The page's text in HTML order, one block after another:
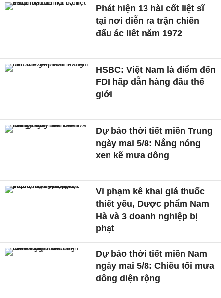
Phát hiện 13 hài cốt liệt sĩ
tại nơi diễn ra trận chiến
đấu ác liệt năm 1972
HSBC: Việt Nam là điểm đến
FDI hấp dẫn hàng đầu thế
giới
Dự báo thời tiết miền Trung
ngày mai 5/8: Nắng nóng
xen kẽ mưa dông
Vi phạm kê khai giá thuốc
thiết yếu, Dược phẩm Nam
Hà và 3 doanh nghiệp bị
phạt
Dự báo thời tiết miền Nam
ngày mai 5/8: Chiều tối mưa
dông diện rộng